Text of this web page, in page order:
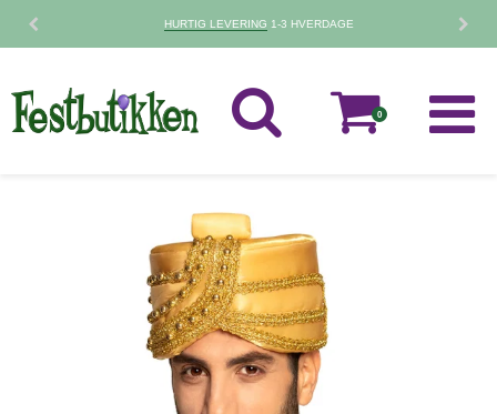
HURTIG LEVERING 1-3 HVERDAGE
0